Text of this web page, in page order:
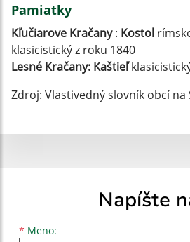
Pamiatky
Kľučiarove Kračany: Kostol
klasicistický z roku 1840
Lesné Kračany: Kaštieľ
Zdroj: Vlastivedný slovník obcí na
Napíšte
* Meno:
Meno
Priezvisko
E-mailová adresa